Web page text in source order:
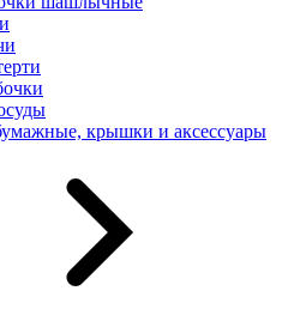
крышки и аксессуары